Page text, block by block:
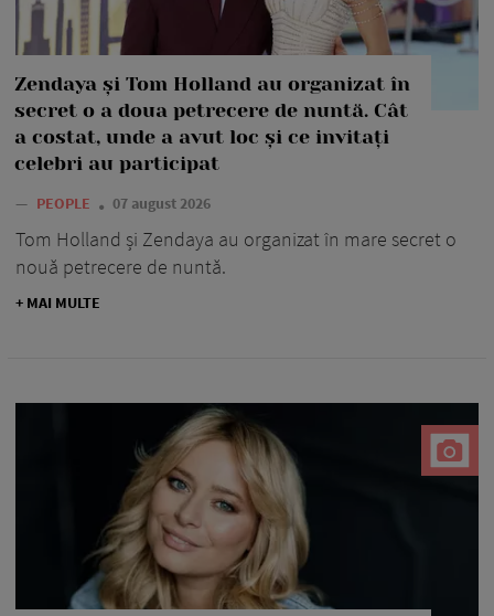
Zendaya și Tom Holland au organizat în
secret o a doua petrecere de nuntă. Cât
a costat, unde a avut loc și ce invitați
celebri au participat
— PEOPLE 07 august 2026
Tom Holland și Zendaya au organizat în mare secret o
nouă petrecere de nuntă.
+ MAI MULTE